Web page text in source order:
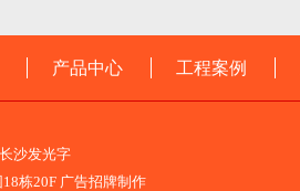
产品中心 工程案例
沙发光字
栋20F 广告招牌制作